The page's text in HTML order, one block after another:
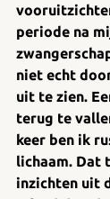
periode na
niet echt
uit te zien.
terug te
keer ben ik
lichaam. Dat
inzichten uit